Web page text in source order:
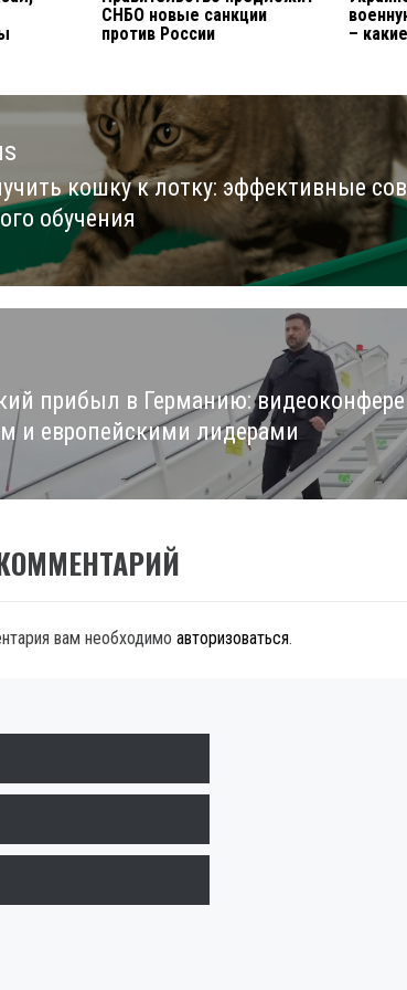
СНБО новые санкции
против России
–
кошку к лотку: эффективные
обучения
прибыл в Германию:
и европейскими лидерами
вам необходимо авторизоваться.